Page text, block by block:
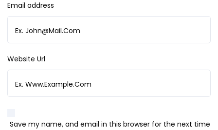
Email address
Website Url
Save my name, and email in this browser for the next time